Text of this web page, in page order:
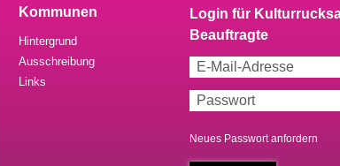
Kommunen
Hintergrund
Ausschreibung
Links
Neues Passwort anfordern